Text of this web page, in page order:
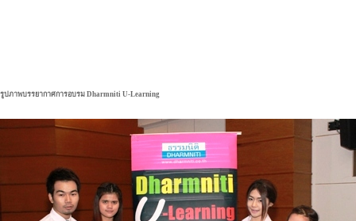
รูปภาพบรรยากาศการอบรม Dharmniti U-Learning